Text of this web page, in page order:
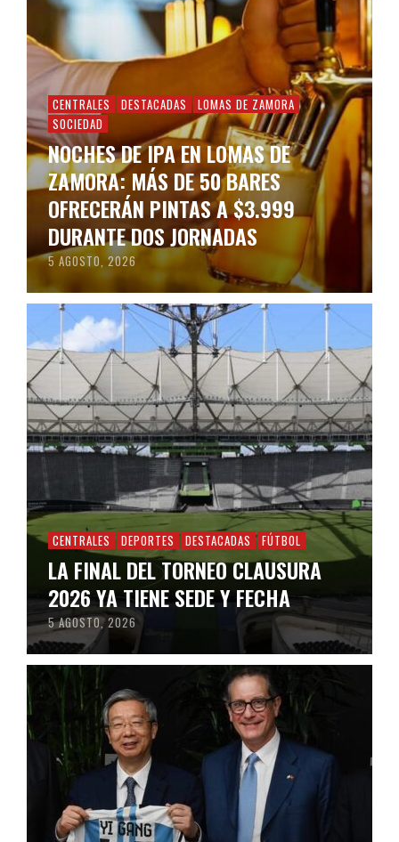
CENTRALES DESTACADAS
LOMAS DE ZAMORA
SOCIEDAD
NOCHES DE IPA EN LOMAS DE
ZAMORA: MÁS DE 50 BARES
OFRECERÁN PINTAS A $3.999
DURANTE DOS JORNADAS
5 AGOSTO, 2026
CENTRALES DEPORTES DESTACADAS FÚTBOL
LA FINAL DEL TORNEO CLAUSURA
2026 YA TIENE SEDE Y FECHA
5 AGOSTO, 2026